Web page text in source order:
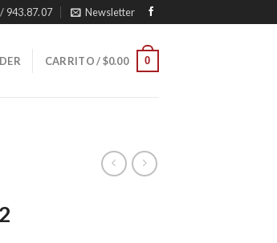
943.87.07 Newsletter
CARRITO /$0.00 0